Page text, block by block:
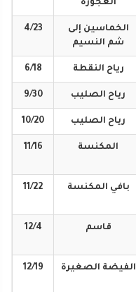
العجوزة
الخماسين إلى
شم النسيم
4/23
رياح النقطة 6/18
رياح الصليب 9/30
رياح الصليب 10/20
المكنسة 11/16
بافي المكنسة 11/22
قاسم 12/4
الفيضة الصغيرة 12/19